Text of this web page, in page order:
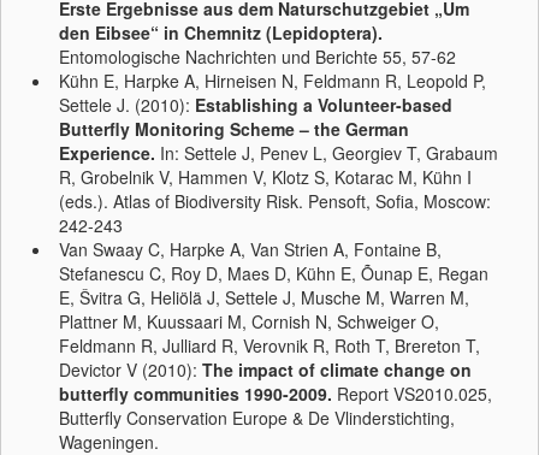
Erste Ergebnisse aus dem Naturschutzgebiet „Um
den Eibsee“ in Chemnitz (Lepidoptera).
Entomologische Nachrichten und Berichte 55, 57-62
Kühn E, Harpke A, Hirneisen N, Feldmann R, Leopold P,
Settele J. (2010): Establishing a Volunteer-based
Butterfly Monitoring Scheme – the German
Experience. In: Settele J, Penev L, Georgiev T, Grabaum
R, Grobelnik V, Hammen V, Klotz S, Kotarac M, Kühn I
(eds.). Atlas of Biodiversity Risk. Pensoft, Sofia, Moscow:
242-243
Van Swaay C, Harpke A, Van Strien A, Fontaine B,
Stefanescu C, Roy D, Maes D, Kühn E, Õunap E, Regan
E, Švitra G, Heliölä J, Settele J, Musche M, Warren M,
Plattner M, Kuussaari M, Cornish N, Schweiger O,
Feldmann R, Julliard R, Verovnik R, Roth T, Brereton T,
Devictor V (2010): The impact of climate change on
butterfly communities 1990-2009. Report VS2010.025,
Butterfly Conservation Europe & De Vlinderstichting,
Wageningen.